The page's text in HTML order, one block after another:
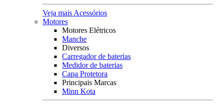
Veja mais Acessórios
Motores
Motores Elétricos
Manche
Diversos
Carregador de baterias
Medidor de baterias
Capa Protetora
Principais Marcas
Minn Kota